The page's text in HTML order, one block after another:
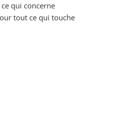
qui concerne
tout ce qui touche